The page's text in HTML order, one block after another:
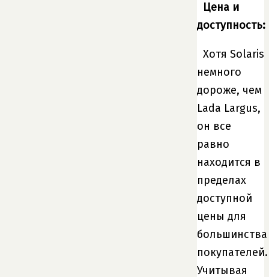
Цена и
доступность:
Хотя Solaris
немного
дороже, чем
Lada Largus,
он все
равно
находится в
пределах
доступной
цены для
большинства
покупателей.
Учитывая